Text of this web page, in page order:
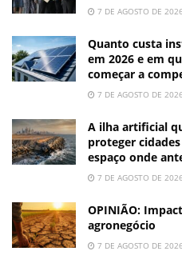
7 DE AGOSTO DE 2026
Quanto custa
em 2026 e em
começar a
7 DE AGOSTO DE 2026
A ilha artificial
proteger
espaço onde
7 DE AGOSTO DE 2026
OPINIÃO:
agronegócio
7 DE AGOSTO DE 2026